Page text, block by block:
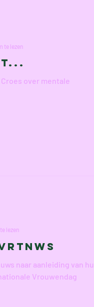
over mentale
te lezen
naar aanleiding van
Vrouwendag
lezen